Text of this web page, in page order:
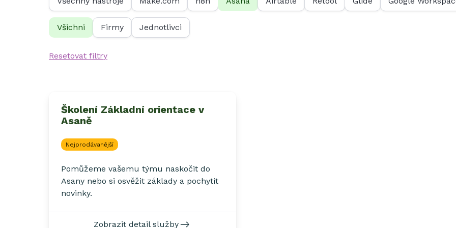
Všichni Firmy Jednotlivci
Resetovat filtry
Školení Základní orientace v
Asaně
Nejprodávanější
Pomůžeme vašemu týmu naskočit do
Asany nebo si osvěžit základy a pochytit
novinky.
Zobrazit detail služby